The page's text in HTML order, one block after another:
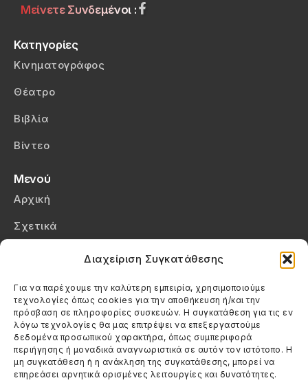
Διαχείριση Συγκατάθεσης
Για να παρέχουμε την καλύτερη εμπειρία, χρησιμοποιούμε
τεχνολογίες όπως cookies για την αποθήκευση ή/και την
πρόσβαση σε πληροφορίες συσκευών. Η συγκατάθεση για τις εν
λόγω τεχνολογίες θα μας επιτρέψει να επεξεργαστούμε
δεδομένα προσωπικού χαρακτήρα, όπως συμπεριφορά
περιήγησης ή μοναδικά αναγνωριστικά σε αυτόν τον ιστότοπο. Η
μη συγκατάθεση ή η ανάκληση της συγκατάθεσης, μπορεί να
επηρεάσει αρνητικά ορισμένες λειτουργίες και δυνατότητες.
Μείνετε Συνδεμένοι :
Κατηγορίες
Κινηματογράφος
Θέατρο
Βιβλία
Βίντεο
Μενού
Αρχική
Σχετικά
Πολιτική Cookies (ΕΕ)
Στοιχεία Επικοινωνίας
Καλεσέ μας
(+30) 6974123481